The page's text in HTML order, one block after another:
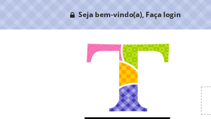
Seja bem-vindo(a), Faça login